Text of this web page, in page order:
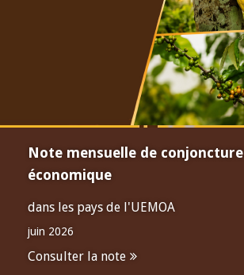
Note mensuelle de conjoncture
économique
dans les pays de l'UEMOA
juin 2026
Consulter la note